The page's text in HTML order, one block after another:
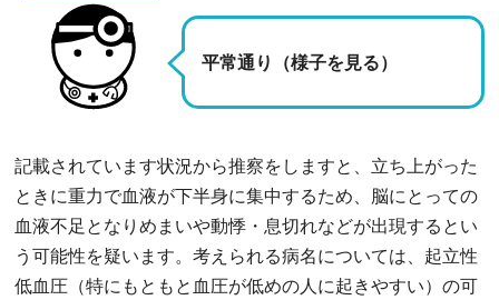
平常通り（様子を見る）
記載されています状況から推察をしますと、立ち上がった
ときに重力で血液が下半身に集中するため、脳にとっての
血液不足となりめまいや動悸・息切れなどが出現するとい
う可能性を疑います。考えられる病名については、起立性
低血圧（特にもともと血圧が低めの人に起きやすい）の可